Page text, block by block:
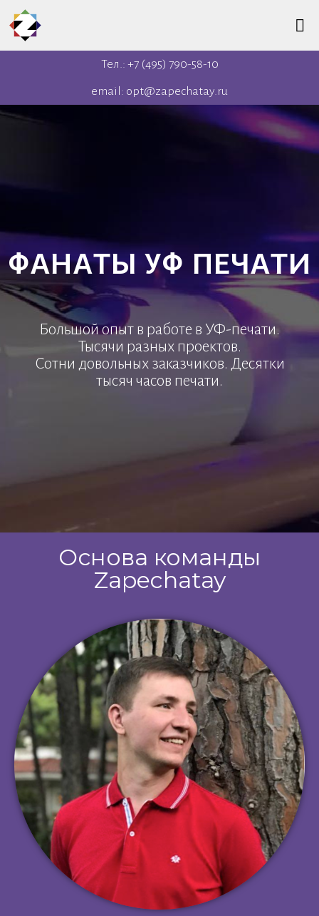
Тел.: +7 (495) 790-58-10
email: opt@zapechatay.ru
ФАНАТЫ УФ ПЕЧАТИ
Большой опыт в работе в УФ-печати.
Тысячи разных проектов.
Сотни довольных заказчиков. Десятки
тысяч часов печати.
Основа команды
Zapechatay